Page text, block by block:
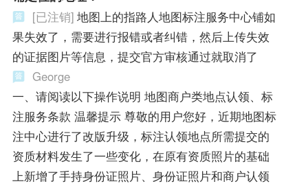
[已注销] 地图上的指路人地图标注服务中心铺如
果失效了，需要进行报错或者纠错，然后上传失效
的证据图片等信息，提交官方审核通过就取消了
George
一、请阅读以下操作说明 地图商户类地点认领、标
注服务条款 温馨提示 尊敬的用户您好，近期地图标
注中心进行了改版升级，标注认领地点所需提交的
资质材料发生了一些变化，在原有资质照片的基础
上新增了手持身份证照片、身份证照片和商户认领